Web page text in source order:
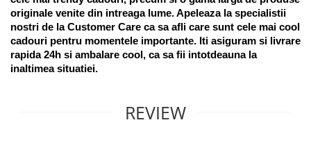
originale venite din intreaga lume. Apeleaza la specialistii
nostri de la Customer Care ca sa afli care sunt cele mai cool
cadouri pentru momentele importante. Iti asiguram si livrare
rapida 24h si ambalare cool, ca sa fii intotdeauna la
inaltimea situatiei.
REVIEW